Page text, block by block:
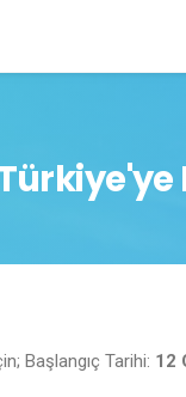
Başlangıç Tarihi: 12